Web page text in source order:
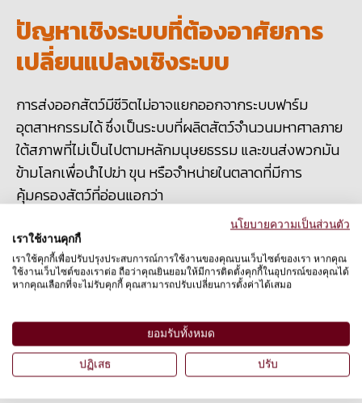
ปัญหาเชิงระบบที่ต้องอาศัยการ
เปลี่ยนแปลงเชิงระบบ
การส่งออกสัตว์มีชีวิตไม่อาจแยกออกจากระบบฟาร์ม
อุตสาหกรรมได้ ซึ่งเป็นระบบที่ผลิตสัตว์จำนวนมหาศาลภาย
ใต้สภาพที่ไม่เป็นไปตามหลักมนุษยธรรม และขนส่งพวกมัน
ข้ามโลกเพื่อนำไปฆ่า ขุน หรือจำหน่ายในตลาดที่มีการ
คุ้มครองสัตว์ที่อ่อนแอกว่า
การค้าดังกล่าวยังเอื้อให้เกิดการแพร่กระจายของโรคติดต่อ
จากสัตว์สู่คน และปัญหาการดื้อยาต้านจุลชีพในระดับโลก ซึ่ง
ส่งผลให้ทั้งสัตว์และมนุษย์ตกอยู่ในความเสี่ยง
องค์การพิทักษ์สัตว์โลกสนับสนุนให้เกิดการเปลี่ยนผ่านไปสู่
แนวทางต่อไปนี้:
โปรตีนจากพืช
นโยบายความเป็นส่วนตัว
เราใช้งานคุกกี้
เราใช้คุกกี้เพื่อปรับปรุงประสบการณ์การใช้งานของคุณบนเว็บไซต์ของเรา หากคุณ
ใช้งานเว็บไซต์ของเราต่อ ถือว่าคุณยินยอมให้มีการติดตั้งคุกกี้ในอุปกรณ์ของคุณได้
หากคุณเลือกที่จะไม่รับคุกกี้ คุณสามารถปรับเปลี่ยนการตั้งค่าได้เสมอ
ยอมรับทั้งหมด
ปฏิเสธ ปรับ